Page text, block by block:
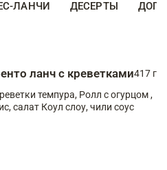
ЛАНЧИ ДЕСЕРТЫ
ланч с креветками417 г
темпура, Ролл с огурцом ,
салат Коул слоу, чили соус